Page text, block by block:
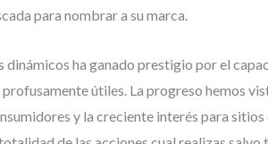
para nombrar a su marca.
ha ganado prestigio por el
útiles. La progreso hemos
y la creciente interés para sitios